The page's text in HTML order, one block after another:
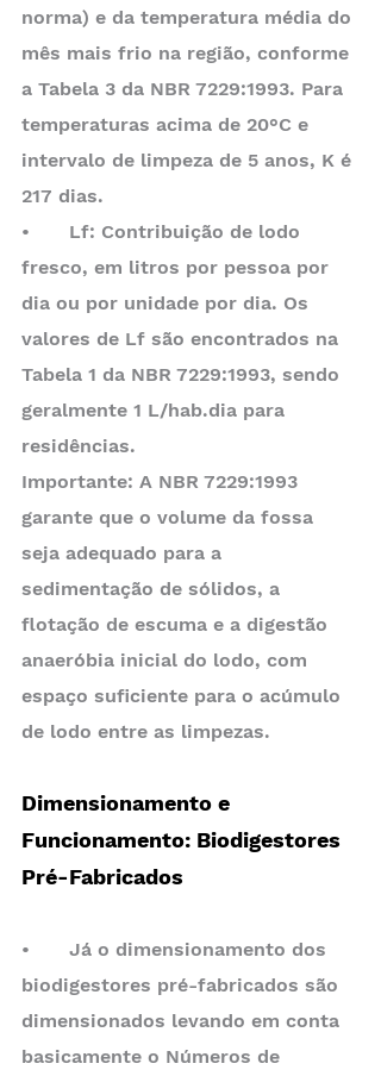
norma) e da temperatura média do
mês mais frio na região, conforme
a Tabela 3 da NBR 7229:1993. Para
temperaturas acima de 20°C e
intervalo de limpeza de 5 anos, K é
217 dias.
•	Lf: Contribuição de lodo
fresco, em litros por pessoa por
dia ou por unidade por dia. Os
valores de Lf são encontrados na
Tabela 1 da NBR 7229:1993, sendo
geralmente 1 L/hab.dia para
residências.
Importante: A NBR 7229:1993
garante que o volume da fossa
seja adequado para a
sedimentação de sólidos, a
flotação de escuma e a digestão
anaeróbia inicial do lodo, com
espaço suficiente para o acúmulo
de lodo entre as limpezas.
Dimensionamento e
Funcionamento: Biodigestores
Pré-Fabricados
•	Já o dimensionamento dos
biodigestores pré-fabricados são
dimensionados levando em conta
basicamente o Números de